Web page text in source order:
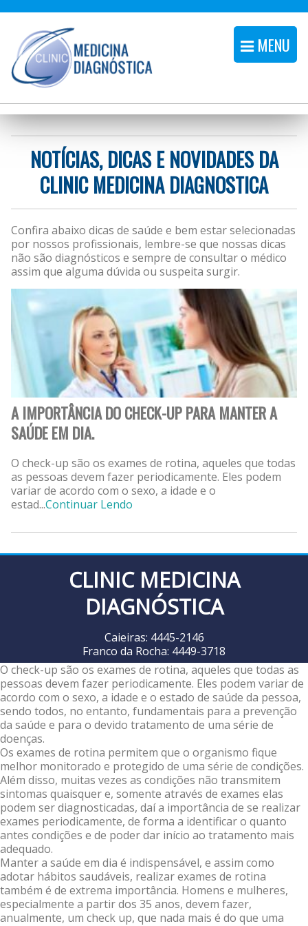
MENU
NOTÍCIAS, DICAS E NOVIDADES DA
CLINIC MEDICINA DIAGNOSTICA
Confira abaixo dicas de saúde e bem estar selecionadas
por nossos profissionais, lembre-se que nossas dicas
não são diagnósticos e sempre de consultar o médico
assim que alguma dúvida ou suspeita surgir.
A IMPORTÂNCIA DO CHECK-UP PARA MANTER A
SAÚDE EM DIA.
O check-up são os exames de rotina, aqueles que todas
as pessoas devem fazer periodicamente. Eles podem
variar de acordo com o sexo, a idade e o
estad...Continuar Lendo
CLINIC MEDICINA
DIAGNÓSTICA
Caieiras: 4445-2146
Franco da Rocha: 4449-3718
O check-up são os exames de rotina, aqueles que todas as
pessoas devem fazer periodicamente. Eles podem variar de
acordo com o sexo, a idade e o estado de saúde da pessoa,
sendo todos, no entanto, fundamentais para a prevenção
da saúde e para o devido tratamento de uma série de
doenças.
Os exames de rotina permitem que o organismo fique
melhor monitorado e protegido de uma série de condições.
Além disso, muitas vezes as condições não transmitem
sintomas quaisquer e, somente através de exames elas
podem ser diagnosticadas, daí a importância de se realizar
exames periodicamente, de forma a identificar o quanto
antes condições e de poder dar início ao tratamento mais
adequado.
Manter a saúde em dia é indispensável, e assim como
adotar hábitos saudáveis, realizar exames de rotina
também é de extrema importância. Homens e mulheres,
especialmente a partir dos 35 anos, devem fazer,
anualmente, um check up, que nada mais é do que uma